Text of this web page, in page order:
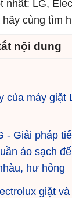
nhất: LG,
cùng tìm
nội dung
của máy giặt
- Giải pháp
áo sạch
hư hỏng
giặt